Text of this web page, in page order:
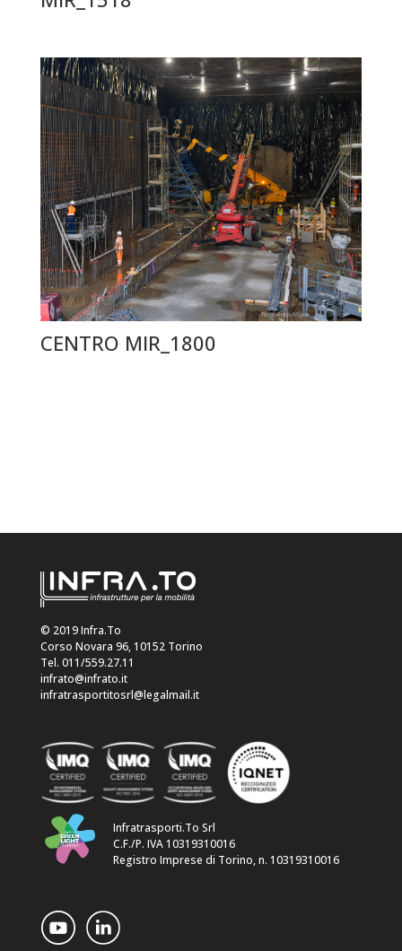
CENTRO MIR_1800
© 2019 Infra.To
Corso Novara 96, 10152 Torino
Tel. 011/559.27.11
infrato@infrato.it
infratrasportitosrl@legalmail.it
Infratrasporti.To Srl
C.F./P. IVA 10319310016
Registro Imprese di Torino, n. 10319310016